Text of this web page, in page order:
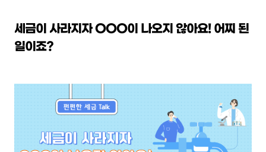
세금이 사라지자 OOO이 나오지 않아요! 어찌 된
일이죠?
본문